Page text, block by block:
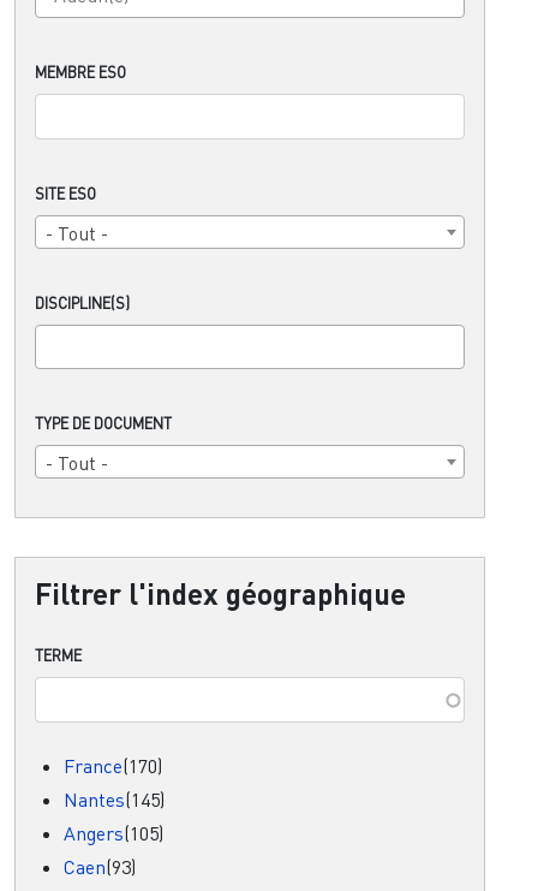
MEMBRE ESO
SITE ESO
- Tout -
DISCIPLINE(S)
TYPE DE DOCUMENT
- Tout -
Filtrer l'index géographique
TERME
France(170)
Nantes(145)
Angers(105)
Caen(93)